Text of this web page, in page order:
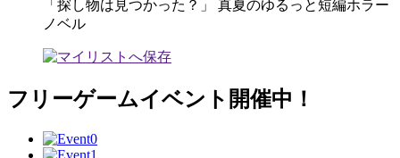
「探し物は見つかった？」 真夏のゆるっと短編ホラー
ノベル
フリーゲームイベント開催中！